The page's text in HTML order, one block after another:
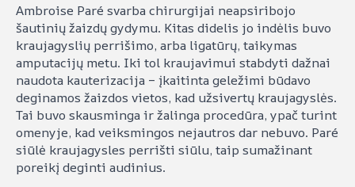
Ambroise Paré svarba chirurgijai neapsiribojo
šautinių žaizdų gydymu. Kitas didelis jo indėlis buvo
kraujagyslių perrišimo, arba ligatūrų, taikymas
amputacijų metu. Iki tol kraujavimui stabdyti dažnai
naudota kauterizacija – įkaitinta geležimi būdavo
deginamos žaizdos vietos, kad užsivertų kraujagyslės.
Tai buvo skausminga ir žalinga procedūra, ypač turint
omenyje, kad veiksmingos nejautros dar nebuvo. Paré
siūlė kraujagysles perrišti siūlu, taip sumažinant
poreikį deginti audinius.